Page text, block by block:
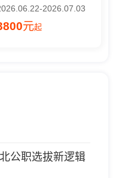
2026.07.03
元起
公职选拔新逻辑